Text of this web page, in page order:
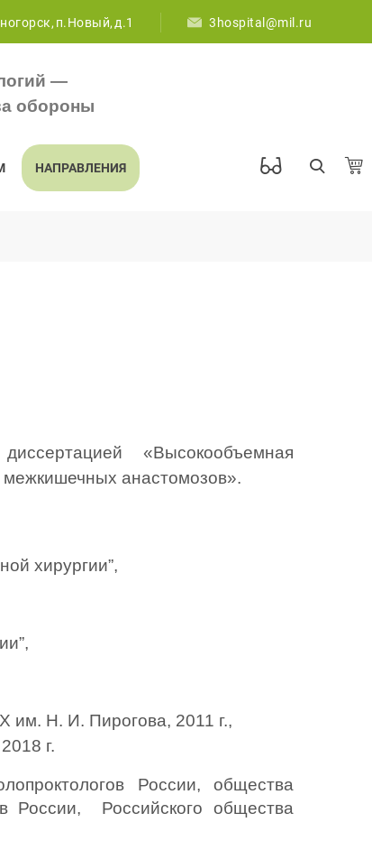
п.Новый, д.1 3hospital@mil.ru
—
обороны
НАПРАВЛЕНИЯ
«Высокообъемная
анастомозов».
хирургии”,
им. Н. И. Пирогова, 2011 г.,
г.
России, общества
России,  Российского общества